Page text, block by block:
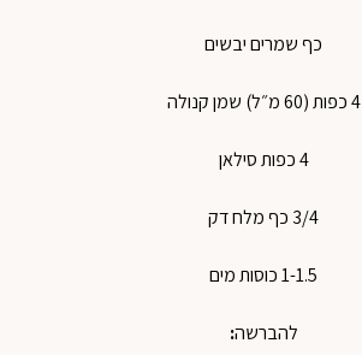
כףשמריםיבשים
4כפות(60 מ״ל) שמןקנולה
4כפותסילאן
3/4 כףמלחדק
1-1.5כוסותמים
להברשה: